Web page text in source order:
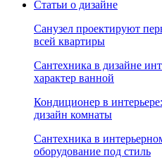
Статьи о дизайне
Санузел проектируют
всей квартиры
Сантехника в дизайне
характер ванной
Кондиционер в
дизайн комнаты
Сантехника в
оборудование под стиль